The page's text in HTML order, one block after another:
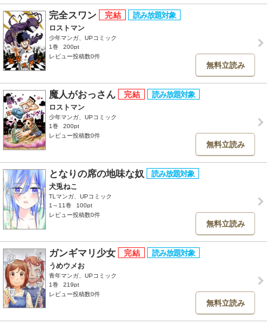
完全スワン
ロストマン
少年マンガ、UPコミック
1巻
200pt
レビュー投稿数0件
無料立読み
魔人がおっさん
ロストマン
少年マンガ、UPコミック
1巻
200pt
レビュー投稿数0件
無料立読み
となりの席の地味な奴
犬兎ねこ
TLマンガ、UPコミック
1～11巻
100pt
レビュー投稿数0件
無料立読み
ガンギマリ少女
うめウメお
青年マンガ、UPコミック
1巻
219pt
レビュー投稿数0件
無料立読み